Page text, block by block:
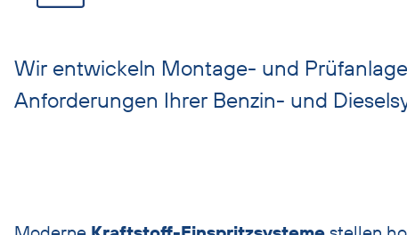
Wir entwickeln Montage- und
Anforderungen Ihrer Benzin- und